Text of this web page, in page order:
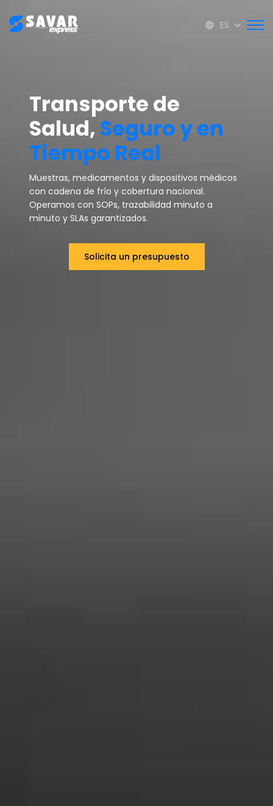
ES
Transporte de
Salud, Seguro y en
Tiempo Real
Muestras, medicamentos y dispositivos médicos
con cadena de frío y cobertura nacional.
Operamos con SOPs, trazabilidad minuto a
minuto y SLAs garantizados.
Solicita un presupuesto